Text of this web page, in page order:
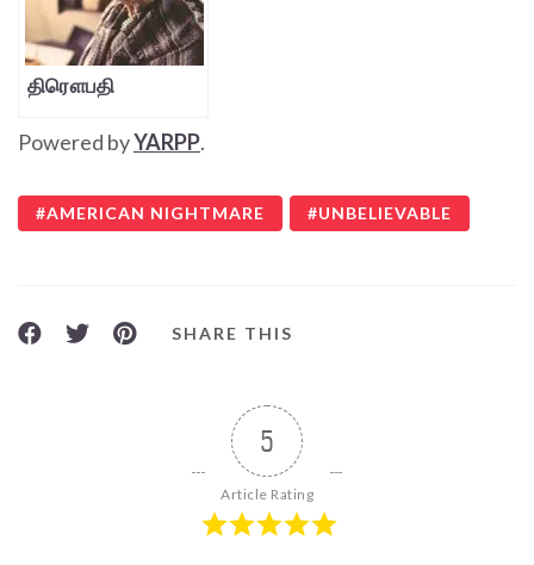
திரௌபதி
Powered byYARPP.
AMERICAN NIGHTMARE UNBELIEVABLE
SHARE THIS
5
Article Rating